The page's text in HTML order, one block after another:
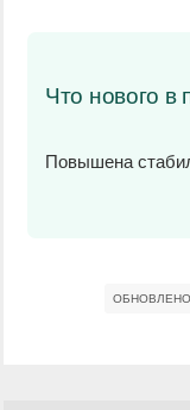
Что нового в
Повышена